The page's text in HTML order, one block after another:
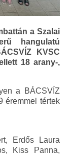
a Szalai
hangulatú
KVSC
18 arany-,
a BÁCSVÍZ
éremmel tértek
Erdős Laura
Kiss Panna,